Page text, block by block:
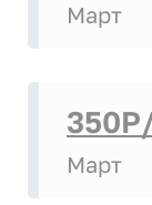
Март
Март